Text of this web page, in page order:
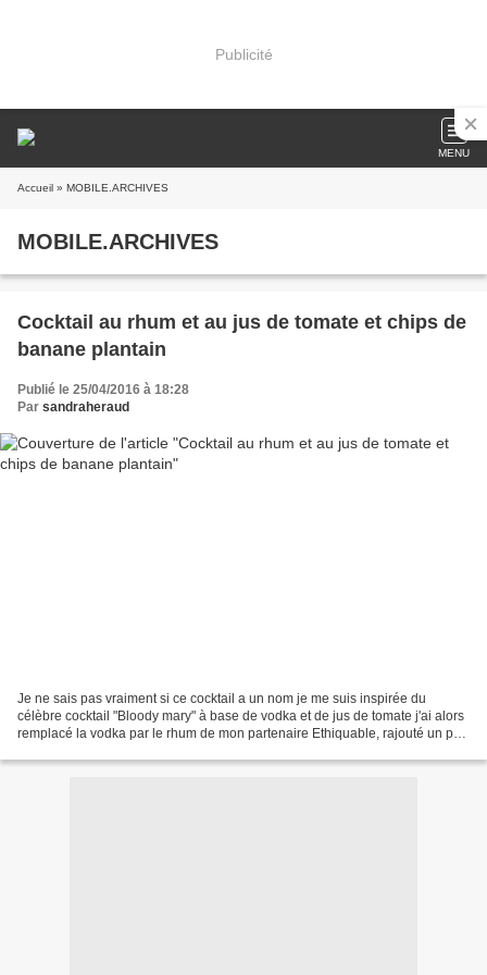
Publicité
MENU
Accueil » MOBILE.ARCHIVES
MOBILE.ARCHIVES
Cocktail au rhum et au jus de tomate et chips de
banane plantain
Publié le 25/04/2016 à 18:28
Par sandraheraud
Je ne sais pas vraiment si ce cocktail a un nom je me suis inspirée du
célèbre cocktail "Bloody mary" à base de vodka et de jus de tomate j'ai alors
remplacé la vodka par le rhum de mon partenaire Ethiquable, rajouté un peu